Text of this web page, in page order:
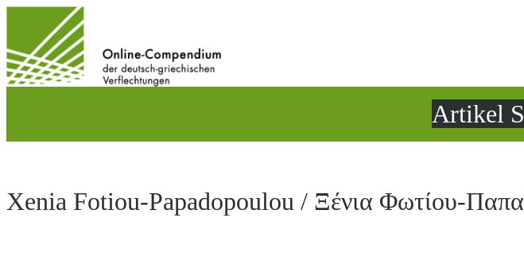
wechseln
Artikel
Xenia Fotiou-Papadopoulou / Ξένια Φωτίου-